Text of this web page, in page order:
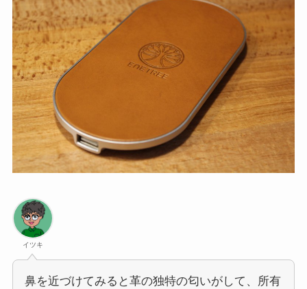
イツキ
鼻を近づけてみると革の独特の匂いがして、所有